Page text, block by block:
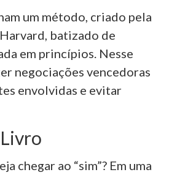
um método, criado pela
batizado de
em princípios. Nesse
negociações vencedoras
envolvidas e evitar
chegar ao “sim”? Em uma